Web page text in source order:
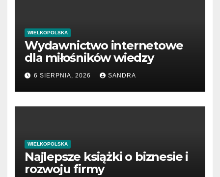
WIELKOPOLSKA
Wydawnictwo internetowe
dla miłośników wiedzy
6 SIERPNIA, 2026 SANDRA
WIELKOPOLSKA
Najlepsze książki o biznesie i
rozwoju firmy